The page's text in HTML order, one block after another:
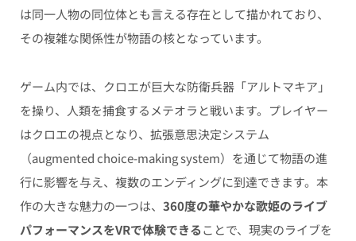
は同一人物の同位体とも言える存在として描かれており、
その複雑な関係性が物語の核となっています。
ゲーム内では、クロエが巨大な防衛兵器「アルトマキア」
を操り、人類を捕食するメテオラと戦います。プレイヤー
はクロエの視点となり、拡張意思決定システム
（augmented choice-making system）を通じて物語の進
行に影響を与え、複数のエンディングに到達できます。本
作の大きな魅力の一つは、 360度の華やかな歌姫のライブ
パフォーマンスをVRで体験できることで、現実のライブを